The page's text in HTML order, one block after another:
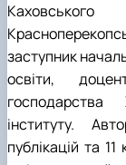
заступник
освіти,
господарства
інституту.
публікацій та